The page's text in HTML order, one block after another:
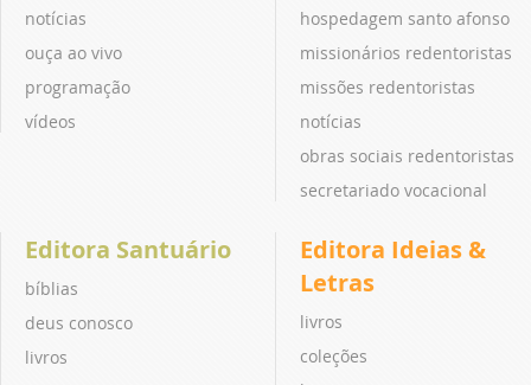
notícias
ouça ao vivo
programação
vídeos
hospedagem santo afonso
missionários redentoristas
missões redentoristas
notícias
obras sociais redentoristas
secretariado vocacional
Editora Santuário
bíblias
deus conosco
livros
Editora Ideias &
Letras
livros
coleções